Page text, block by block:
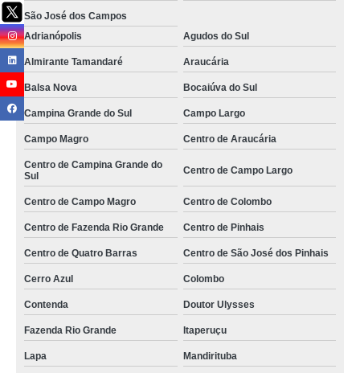
São José dos Campos
Adrianópolis
Agudos do Sul
Almirante Tamandaré Araucária
Balsa Nova Bocaiúva do Sul
Campina Grande do Sul Campo Largo
Campo Magro Centro de Araucária
Centro de Campina Grande do
Sul
Centro de Campo Largo
Centro de Campo Magro Centro de Colombo
Centro de Fazenda Rio Grande Centro de Pinhais
Centro de Quatro Barras Centro de São José dos Pinhais
Cerro Azul Colombo
Contenda Doutor Ulysses
Fazenda Rio Grande Itaperuçu
Lapa Mandirituba